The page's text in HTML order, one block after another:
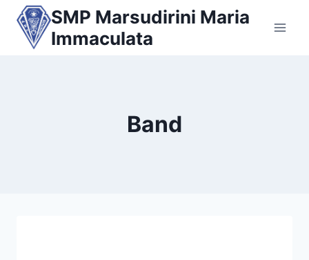
Skip
content
SMP Marsudirini Maria
Immaculata
Band